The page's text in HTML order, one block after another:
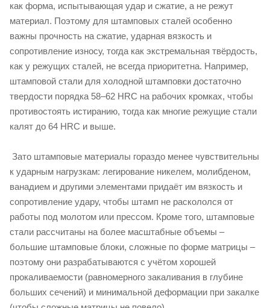
как форма, испытывающая удар и сжатие, а не режут
материал. Поэтому для штамповых сталей особенно
важны прочность на сжатие, ударная вязкость и
сопротивление износу, тогда как экстремальная твёрдость,
как у режущих сталей, не всегда приоритетна. Например,
штамповой стали для холодной штамповки достаточно
твердости порядка 58–62 HRC на рабочих кромках, чтобы
противостоять истиранию, тогда как многие режущие стали
калят до 64 HRC и выше.
Зато штамповые материалы гораздо менее чувствительны
к ударным нагрузкам: легирование никелем, молибденом,
ванадием и другими элементами придаёт им вязкость и
сопротивление удару, чтобы штамп не раскололся от
работы под молотом или прессом. Кроме того, штамповые
стали рассчитаны на более масштабные объемы –
большие штамповые блоки, сложные по форме матрицы –
поэтому они разрабатываются с учётом хорошей
прокаливаемости (равномерного закаливания в глубине
больших сечений) и минимальной деформации при закалке